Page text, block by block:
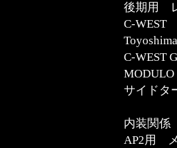
後期用
C-WEST
C-WEST
サイドタ
内装関係
AP2用